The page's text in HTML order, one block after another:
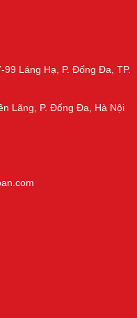
Láng Hạ, P. Đống Đa, TP.
Lãng, P. Đống Đa, Hà Nội